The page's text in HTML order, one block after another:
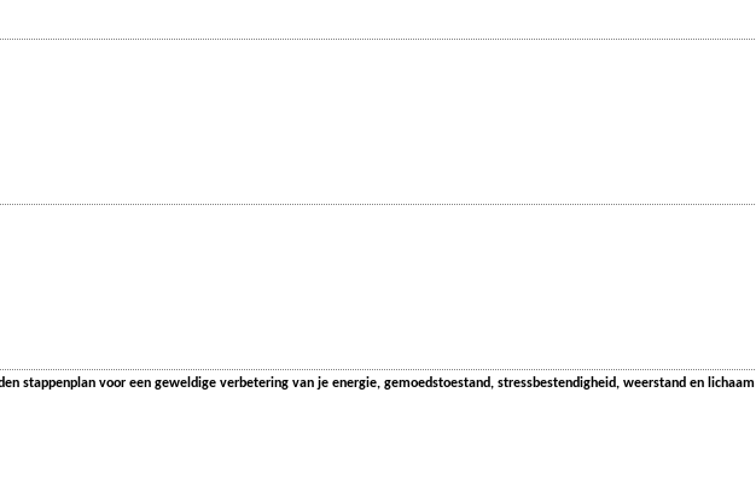
stappenplan voor een geweldige verbetering van je energie, gemoedstoestand, stressbestendigheid, weerstand en lichaam